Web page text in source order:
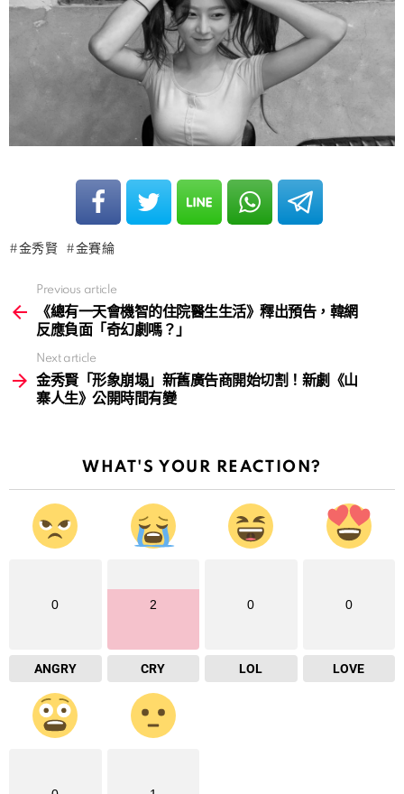
金秀賢 金賽綸
more
Previous article
《總有一天會機智的住院醫生生活》釋出預告，韓網
反應負面「奇幻劇嗎？」
Next article
金秀賢「形象崩塌」新舊廣告商開始切割！新劇《山
寨人生》公開時間有變
WHAT'S YOUR REACTION?
0
ANGRY
2
CRY
0
LOL
0
LOVE